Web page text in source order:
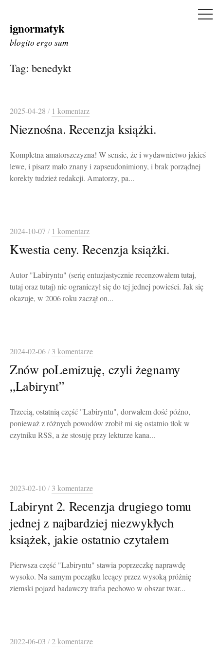
Skip
to
ignormatyk
blogito ergo sum
Tag: benedykt
2025-04-28 / 1 komentarz
Nieznośna. Recenzja książki.
Kompletna amatorszczyzna! W sensie, że i wydawnictwo jakieś
lewe, i pisarz mało znany i zapseudonimiony, i brak porządnej
korekty tudzież redakcji. Amatorzy, pa...
2024-10-07 / 1 komentarz
Kwestia ceny. Recenzja książki.
Autor "Labiryntu" (serię entuzjastycznie recenzowałem tutaj,
tutaj oraz tutaj) nie ograniczył się do tej jednej powieści. Jak się
okazuje, w 2006 roku zaczął on...
2024-02-06/ 3 komentarze
Znów poLemizuję, czyli żegnamy
„Labirynt”
Trzecią, ostatnią część "Labiryntu", dorwałem dość późno,
ponieważ z różnych powodów zrobił mi się ostatnio tłok w
czytniku RSS, a że stosuję przy lekturze kana...
2023-02-10/ 3 komentarze
Labirynt 2. Recenzja drugiego tomu
jednej z najbardziej niezwykłych
książek, jakie ostatnio czytałem
Pierwsza część "Labiryntu" stawia poprzeczkę naprawdę
wysoko. Na samym początku lecący przez wysoką próżnię
ziemski pojazd badawczy trafia pechowo w obszar twar...
2022-06-03 /2 komentarze